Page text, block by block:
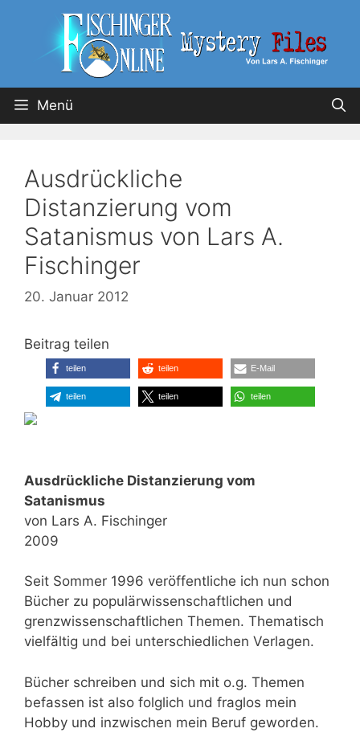
Menü
Ausdrückliche
Distanzierung vom
Satanismus von Lars A.
Fischinger
20. Januar 2012
Beitrag teilen
teilen teilen E-Mail
teilen teilen teilen
Ausdrückliche Distanzierung vom
Satanismus
von Lars A. Fischinger
2009
Seit Sommer 1996 veröffentliche ich nun schon
Bücher zu populärwissenschaftlichen und
grenzwissenschaftlichen Themen. Thematisch
vielfältig und bei unterschiedlichen Verlagen.
Bücher schreiben und sich mit o.g. Themen
befassen ist also folglich und fraglos mein
Hobby und inzwischen mein Beruf geworden.